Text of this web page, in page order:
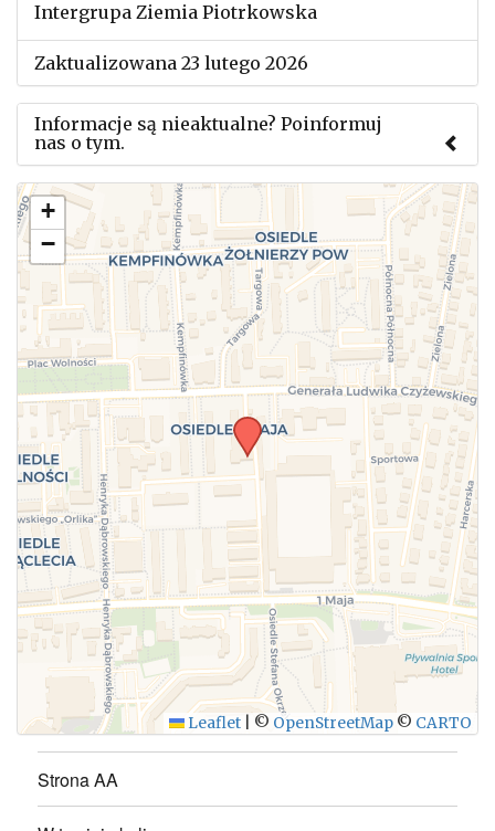
Intergrupa Ziemia Piotrkowska
Zaktualizowana 23 lutego 2026
Informacje są nieaktualne? Poinformuj
nas o tym.
Użyj tego formularza aby przesłać informację o
zmianach w powyższym mityngu.
WYŚLIJ
+
−
Leaflet © OpenStreetMap © CARTO
Strona AA